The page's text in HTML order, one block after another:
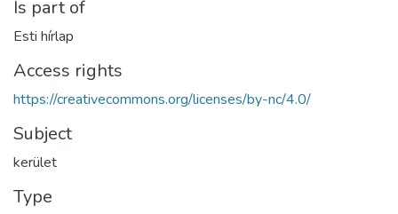
Is part of
Esti hírlap
Access rights
https://creativecommons.org/licenses/by-nc/4.0/
Subject
kerület
Type